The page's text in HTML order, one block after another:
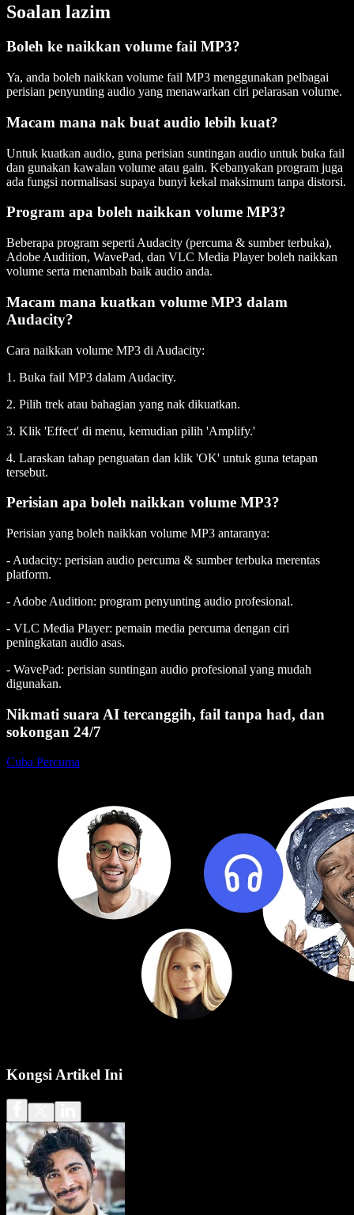
Soalan lazim
Boleh ke naikkan volume fail MP3?
Ya, anda boleh naikkan volume fail MP3 menggunakan pelbagai
perisian penyunting audio yang menawarkan ciri pelarasan volume.
Macam mana nak buat audio lebih kuat?
Untuk kuatkan audio, guna perisian suntingan audio untuk buka fail
dan gunakan kawalan volume atau gain. Kebanyakan program juga
ada fungsi normalisasi supaya bunyi kekal maksimum tanpa distorsi.
Program apa boleh naikkan volume MP3?
Beberapa program seperti Audacity (percuma & sumber terbuka),
Adobe Audition, WavePad, dan VLC Media Player boleh naikkan
volume serta menambah baik audio anda.
Macam mana kuatkan volume MP3 dalam
Audacity?
Cara naikkan volume MP3 di Audacity:
1. Buka fail MP3 dalam Audacity.
2. Pilih trek atau bahagian yang nak dikuatkan.
3. Klik 'Effect' di menu, kemudian pilih 'Amplify.'
4. Laraskan tahap penguatan dan klik 'OK' untuk guna tetapan
tersebut.
Perisian apa boleh naikkan volume MP3?
Perisian yang boleh naikkan volume MP3 antaranya:
- Audacity: perisian audio percuma & sumber terbuka merentas
platform.
- Adobe Audition: program penyunting audio profesional.
- VLC Media Player: pemain media percuma dengan ciri
peningkatan audio asas.
- WavePad: perisian suntingan audio profesional yang mudah
digunakan.
Nikmati suara AI tercanggih, fail tanpa had, dan
sokongan 24/7
Cuba Percuma
Kongsi Artikel Ini